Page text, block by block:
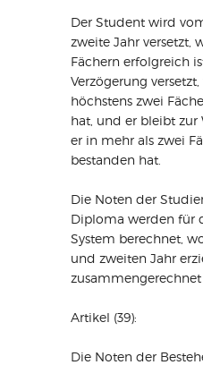
Der Student wird
zweite Jahr versetzt,
Fächern erfolgreich
Verzögerung
höchstens zwei
hat, und er bleibt
er in mehr als zwei
bestanden hat.
Die Noten der
Diploma werden für
System berechnet,
und zweiten Jahr
zusammengerechnet
Artikel (39):
Die Noten der